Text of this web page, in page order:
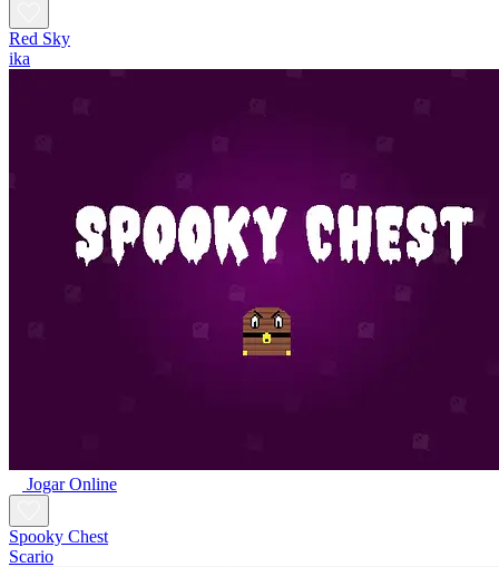
Red Sky
ika
Jogar Online
Spooky Chest
Scario